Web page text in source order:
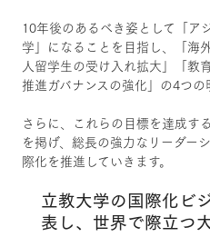
10年後のあるべき姿として「ア
学」になることを目指し、「海
人留学生の受け入れ拡大」「教
推進ガバナンスの強化」の4つの
さらに、これらの目標を達成す
を掲げ、総長の強力なリーダー
際化を推進していきます。
立教大学の国際化ビ
表し、世界で際立つ